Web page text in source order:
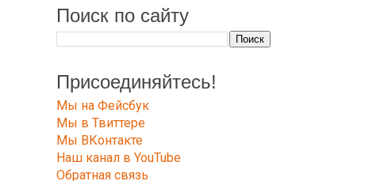
Поиск по сайту
Присоединяйтесь!
Мы на Фейсбук
Мы в Твиттере
Мы ВКонтакте
Наш канал в YouTube
Обратная связь